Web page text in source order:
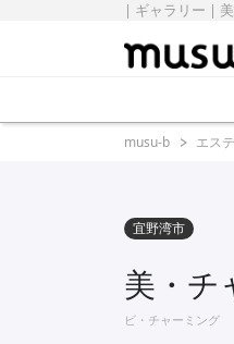
| ギャラリー |
musu-b エス
宜野湾市
美・チ
ビ・チャーミング